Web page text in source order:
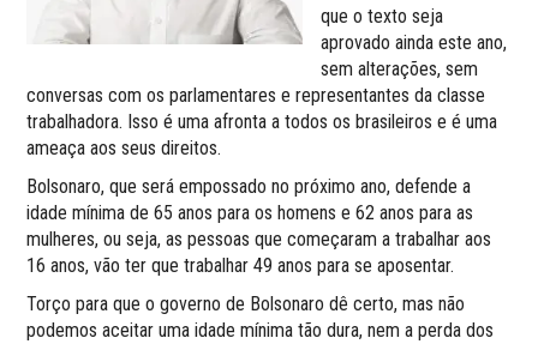
que o texto seja
aprovado ainda este ano,
sem alterações, sem
conversas com os parlamentares e representantes da classe
trabalhadora. Isso é uma afronta a todos os brasileiros e é uma
ameaça aos seus direitos.
Bolsonaro, que será empossado no próximo ano, defende a
idade mínima de 65 anos para os homens e 62 anos para as
mulheres, ou seja, as pessoas que começaram a trabalhar aos
16 anos, vão ter que trabalhar 49 anos para se aposentar.
Torço para que o governo de Bolsonaro dê certo, mas não
podemos aceitar uma idade mínima tão dura, nem a perda dos